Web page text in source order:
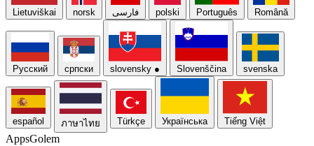
Lietuviškai norsk فارسی polski Português Română
Русский српски slovensky ● Slovenščina svenska
español ภาษาไทย Türkçe Українська Tiếng Việt
AppsGolem